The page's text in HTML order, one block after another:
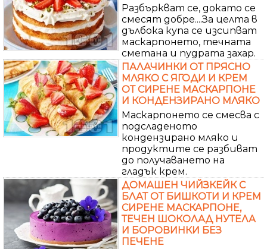
Разбъркват се, докато се
смесят добре....За целта в
дълбока купа се изсипват
маскарпонето, течната
сметана и пудрата захар.
ПАЛАЧИНКИ ОТ ПРЯСНО
МЛЯКО С ЯГОДИ И КРЕМ
ОТ СИРЕНЕ МАСКАРПОНЕ
И КОНДЕНЗИРАНО МЛЯКО
Маскарпонето се смесва с
подсладеното
кондензирано мляко и
продуктите се разбиват
до получаването на
гладък крем.
ДОМАШЕН ЧИЙЗКЕЙК С
БЛАТ ОТ БИШКОТИ И КРЕМ
СИРЕНЕ МАСКАРПОНЕ,
ТЕЧЕН ШОКОЛАД НУТЕЛА
И БОРОВИНКИ БЕЗ
ПЕЧЕНЕ